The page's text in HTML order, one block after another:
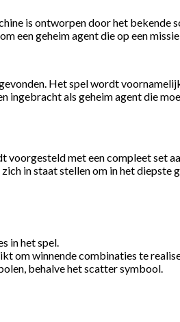
is ontworpen door het
een geheim agent die op een
Het spel wordt
als geheim agent die
voorgesteld met een compleet set
in staat stellen om in het diepste
in het spel.
winnende combinaties te
behalve het scatter symbool.